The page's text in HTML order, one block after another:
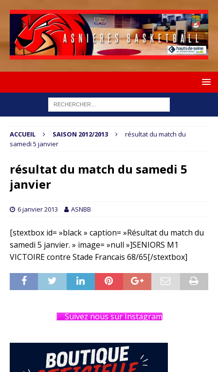
ACCUEIL SAISON 2012/2013
résultat du match du
samedi 5 janvier
résultat du match du samedi 5
janvier
6 janvier 2013 ASNBB
[stextbox id= »black » caption= »Résultat du match du
samedi 5 janvier. » image= »null »]SENIORS M1
VICTOIRE contre Stade Francais 68/65[/stextbox]
Suivez nous sur Instagram